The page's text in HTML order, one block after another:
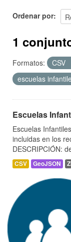
Ordenar por
1
Formatos: CSV
escuelas
Escuelas
Escuelas
incluidas en los
DESCRIPCIÓN:
CSV GeoJSON